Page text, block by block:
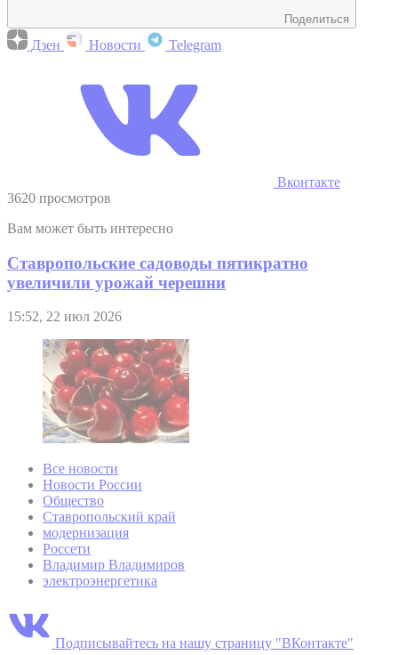
Поделиться
Дзен Новости Telegram
Вконтакте
3620 просмотров
Вам может быть интересно
Ставропольские садоводы пятикратно
увеличили урожай черешни
15:52, 22 июл 2026
Все новости
Новости России
Общество
Ставропольский край
модернизация
Россети
Владимир Владимиров
электроэнергетика
Подписывайтесь на нашу страницу "ВКонтакте"